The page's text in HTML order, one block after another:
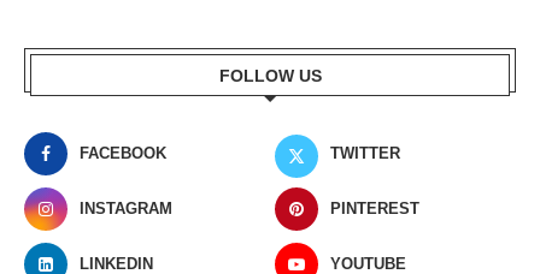
FOLLOW US
FACEBOOK TWITTER
INSTAGRAM PINTEREST
LINKEDIN YOUTUBE